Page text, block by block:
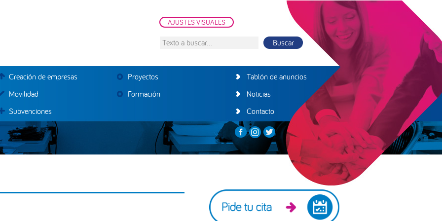
AJUSTES VISUALES
Texto
Creación de empresas
Movilidad
Subvenciones
Proyectos
Formación
Tablón de anuncios
Noticias
Contacto
Barra
lateral